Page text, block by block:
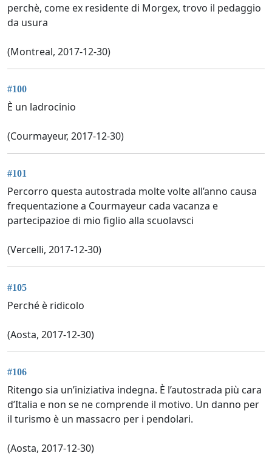
perchè, come ex residente di Morgex, trovo il pedaggio
da usura
(Montreal, 2017-12-30)
#100
È un ladrocinio
(Courmayeur, 2017-12-30)
#101
Percorro questa autostrada molte volte all’anno causa
frequentazione a Courmayeur cada vacanza e
partecipazioe di mio figlio alla scuolavsci
(Vercelli, 2017-12-30)
#105
Perché è ridicolo
(Aosta, 2017-12-30)
#106
Ritengo sia un’iniziativa indegna. È l’autostrada più cara
d’Italia e non se ne comprende il motivo. Un danno per
il turismo è un massacro per i pendolari.
(Aosta, 2017-12-30)